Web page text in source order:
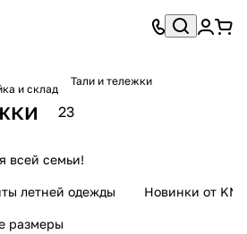
и склад
Тали и тележки
23
всей семьи!
летней одежды Новинки от KMI
размеры